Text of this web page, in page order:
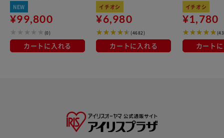
Hhit 5kg 単機能レンジ
22L ブラック ≪設置な
し≫
NEW
¥99,800
(0)
カートに入れる
kg×3袋
イチオシ
¥6,980
(4682)
カートに入れる
100％使用
イチオシ
¥1,780
カート